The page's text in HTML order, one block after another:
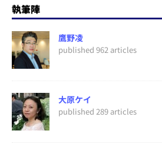
執筆陣
鷹野凌
published 962 articles
大原ケイ
published 289 articles